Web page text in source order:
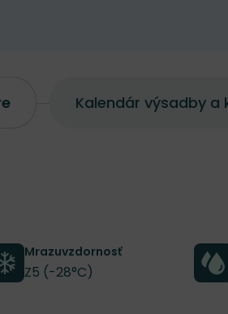
Kalendár výsadby a
Mrazuvzdornosť
Z5 (-28°C)